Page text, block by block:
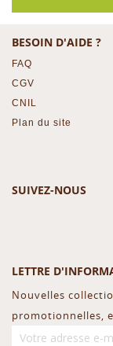
BESOIN D'AIDE ?
FAQ
CGV
CNIL
Plan du site
SUIVEZ-NOUS
LETTRE
Nouvelles
promotionnelles,